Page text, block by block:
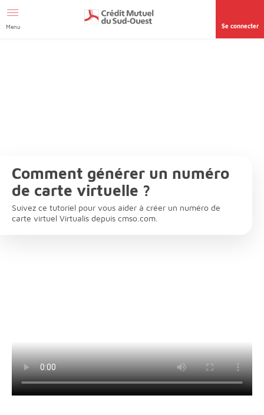
page accessibilité
Menu Se connecter
Comment générer un numéro
de carte virtuelle ?
Suivez ce tutoriel pour vous aider à créer un numéro de
carte virtuel Virtualis depuis cmso.com.